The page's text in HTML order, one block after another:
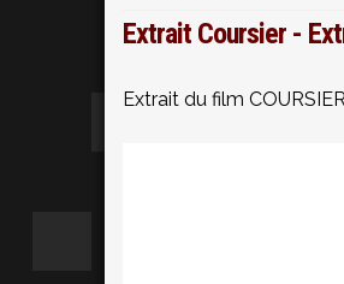
Extrait Coursier -
Extrait du film